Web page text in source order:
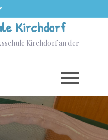
Kirchdorf
Kirchdorf an der